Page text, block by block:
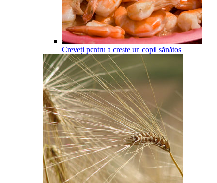
Creveți pentru a crește un copil sănătos